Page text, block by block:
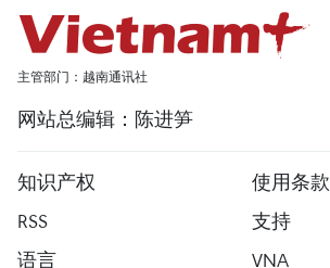
主管部门：越南通讯社
网站总编辑：陈进笋
知识产权
使用条款
RSS
支持
语言
VNA